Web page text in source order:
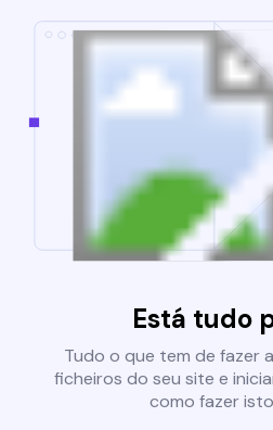
Está tudo
Tudo o que tem de fazer
ficheiros do seu site e
como fazer